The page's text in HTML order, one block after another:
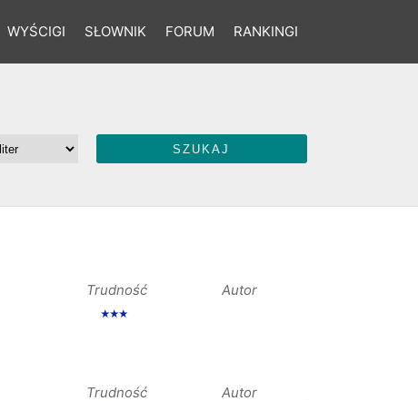
WYŚCIGI SŁOWNIK FORUM RANKINGI
Trudność Autor
★★★
Trudność Autor